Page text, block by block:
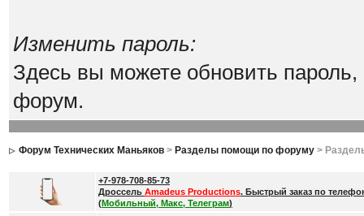
Изменить пароль:
Здесь вы можете обновить
форум.
Форум Технических Маньяков> Разделы помощи по форуму>
+7-978-708-85-73
Дроссель Amadeus Productions. Быстрый заказ по
(Мобильный, Макс, Телеграм)